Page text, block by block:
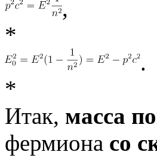
,
*
.
*
Итак, масса
фермиона со